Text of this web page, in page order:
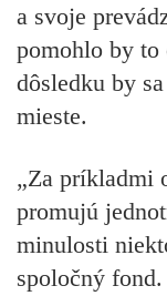
a svoje
pomohlo by to
dôsledku by
mieste.
„Za príkladmi
promujú
minulosti
spoločný